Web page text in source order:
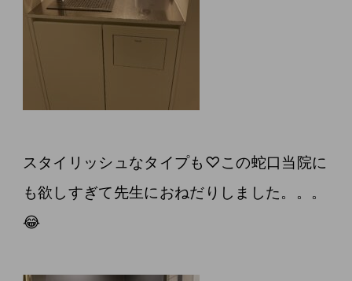
スタイリッシュなタイプも♡この蛇口当院に
も欲しすぎて先生におねだりしました。。。
😂